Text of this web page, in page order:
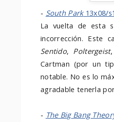
- South Park13x08/
La vuelta de esta
incorrección. Este
Sentido, Poltergeist,
Cartman (por un
notable. No es lo
agradable tenerla
- The Big Bang